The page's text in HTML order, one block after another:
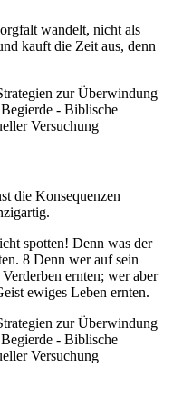
wandelt, nicht als
kauft die Zeit aus, denn
zur Überwindung
- Biblische
Versuchung
die Konsequenzen
spotten! Denn was der
8 Denn wer auf sein
ernten; wer aber
ewiges Leben ernten.
zur Überwindung
- Biblische
Versuchung